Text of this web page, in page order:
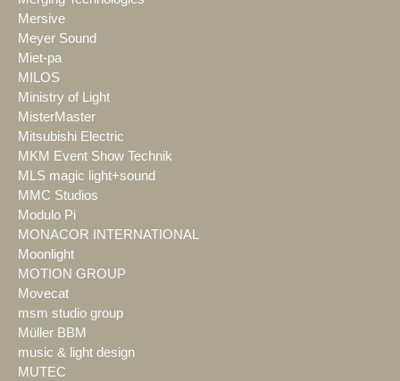
Mersive
Meyer Sound
Miet-pa
MILOS
Ministry of Light
MisterMaster
Mitsubishi Electric
MKM Event Show Technik
MLS magic light+sound
MMC Studios
Modulo Pi
MONACOR INTERNATIONAL
Moonlight
MOTION GROUP
Movecat
msm studio group
Müller BBM
music & light design
MUTEC